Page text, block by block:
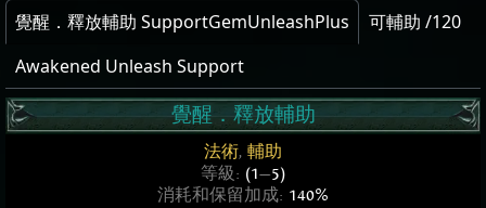
覺醒．釋放輔助 SupportGemUnleashPlus
可輔助 /120
Awakened Unleash Support
覺醒．釋放輔助
法術, 輔助
等級: (1—5)
消耗和保留加成: 140%